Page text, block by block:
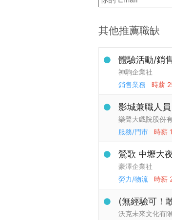
其他推薦職缺
體驗活動/銷
神駒企業社
銷售業務
時薪
影城兼職人
樂聲大戲院股份
服務/門市
時薪
鶯歌 中壢大
豪澤企業社
勞力/物流
時薪
(無經驗可！
沃克未來文化有